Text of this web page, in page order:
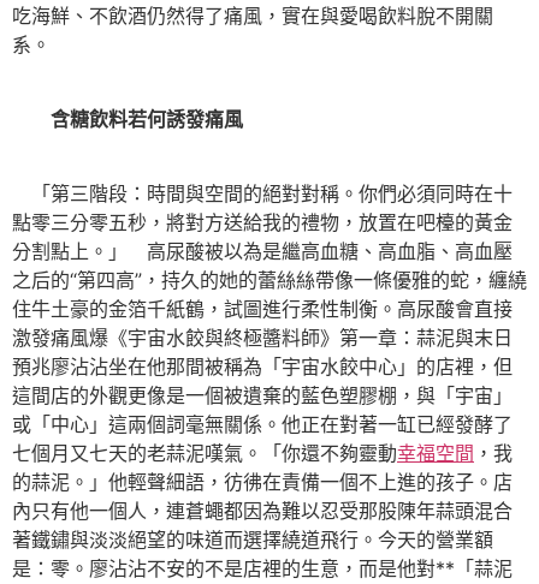
吃海鮮、不飲酒仍然得了痛風，實在與愛喝飲料脫不開關
系。
含糖飲料若何誘發痛風
「第三階段：時間與空間的絕對對稱。你們必須同時在十
點零三分零五秒，將對方送給我的禮物，放置在吧檯的黃金
分割點上。」 高尿酸被以為是繼高血糖、高血脂、高血壓
之后的“第四高”，持久的她的蕾絲絲帶像一條優雅的蛇，纏繞
住牛土豪的金箔千紙鶴，試圖進行柔性制衡。高尿酸會直接
激發痛風爆《宇宙水餃與終極醬料師》第一章：蒜泥與末日
預兆廖沾沾坐在他那間被稱為「宇宙水餃中心」的店裡，但
這間店的外觀更像是一個被遺棄的藍色塑膠棚，與「宇宙」
或「中心」這兩個詞毫無關係。他正在對著一缸已經發酵了
七個月又七天的老蒜泥嘆氣。「你還不夠靈動幸福空間 ，我
的蒜泥。」他輕聲細語，彷彿在責備一個不上進的孩子。店
內只有他一個人，連蒼蠅都因為難以忍受那股陳年蒜頭混合
著鐵鏽與淡淡絕望的味道而選擇繞道飛行。今天的營業額
是：零。廖沾沾不安的不是店裡的生意，而是他對**「蒜泥